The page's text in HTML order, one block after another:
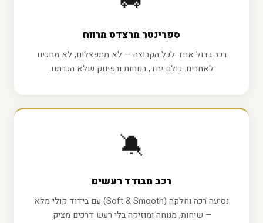
ספרינטר מרצדס מרווח
רכב גדול אחד לכל הקבוצה — לא מתפצלים, לא מחכים
לאחרים. כולם יחד, בנוחות ובפינוק שלא הכרתם.
🔕
רכב מבודד רעשים
נסיעה רכה וחלקה (Soft & Smooth) עם בידוד קולי מלא
— שיחות, מנוחה ומוזיקה בלי רעש דרכים מציק.